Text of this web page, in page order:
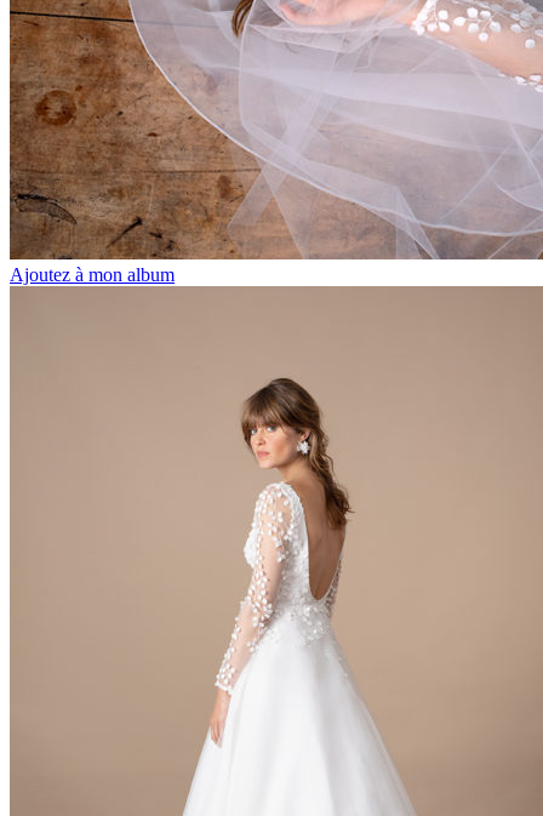
Ajoutez à mon album